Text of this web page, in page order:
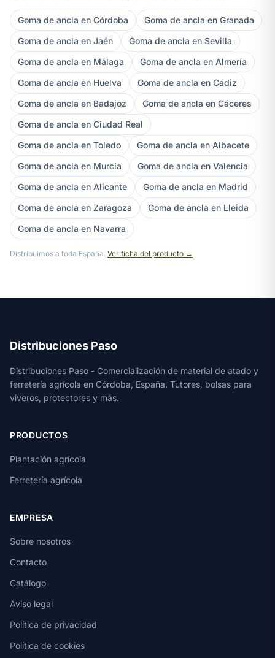
Goma de ancla en Córdoba
Goma de ancla en Granada
Goma de ancla en Jaén
Goma de ancla en Sevilla
Goma de ancla en Málaga
Goma de ancla en Almería
Goma de ancla en Huelva
Goma de ancla en Cádiz
Goma de ancla en Badajoz
Goma de ancla en Cáceres
Goma de ancla en Ciudad Real
Goma de ancla en Toledo
Goma de ancla en Albacete
Goma de ancla en Murcia
Goma de ancla en Valencia
Goma de ancla en Alicante
Goma de ancla en Madrid
Goma de ancla en Zaragoza
Goma de ancla en Lleida
Goma de ancla en Navarra
Distribuimos a toda España. Ver ficha del producto →
Distribuciones Paso
Distribuciones Paso - Comercialización de material de atado y
ferretería agrícola en Córdoba, España. Tutores, bolsas para
viveros, protectores y más.
PRODUCTOS
Plantación agrícola
Ferretería agrícola
EMPRESA
Sobre nosotros
Contacto
Catálogo
Aviso legal
Política de privacidad
Política de cookies